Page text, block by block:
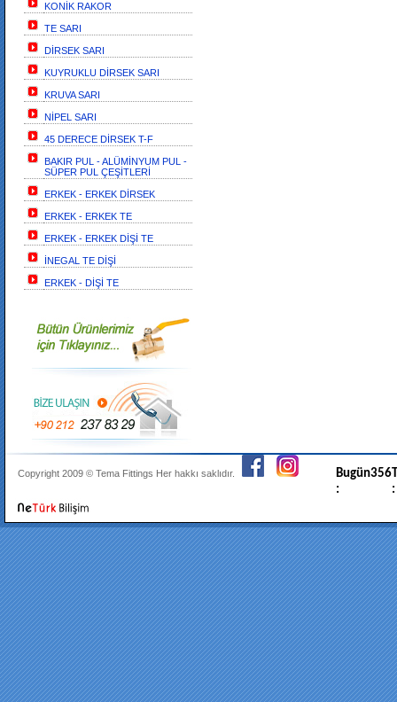
KONİK RAKOR
TE SARI
DİRSEK SARI
KUYRUKLU DİRSEK SARI
KRUVA SARI
NİPEL SARI
45 DERECE DİRSEK T-F
BAKIR PUL - ALÜMİNYUM PUL -
SÜPER PUL ÇEŞİTLERİ
ERKEK - ERKEK DİRSEK
ERKEK - ERKEK TE
ERKEK - ERKEK DİŞİ TE
İNEGAL TE DİŞİ
ERKEK - DİŞİ TE
Copyright 2009 © Tema Fittings Her hakkı saklıdır.
Bugün
:
356
: